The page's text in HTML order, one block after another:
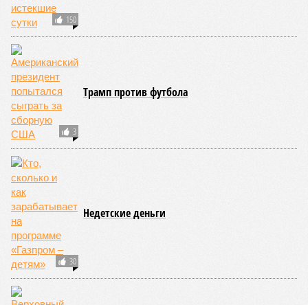
13:16
Нейросети убивают привычные интернет-сервисы:
среди них Stack Overflow, Chegg и Shutterstock
13:09
В ВСУ перечислили причины самовольного
13:01
В Германии насчитали порядка 14 тысяч сообщений
об НЛО
Новости smi2.ru
ЕЩЕ ИЗ РАЗДЕЛА «ОБЩЕСТВО»
Мурманский губернатор Андрей Чибис